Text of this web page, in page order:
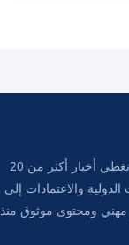
بوابة الأخبار الأكاديمية العراقية — نغطي أخبار أكثر من 20
والاعتمادات إلى
مهني ومحتوى موثوق منذ